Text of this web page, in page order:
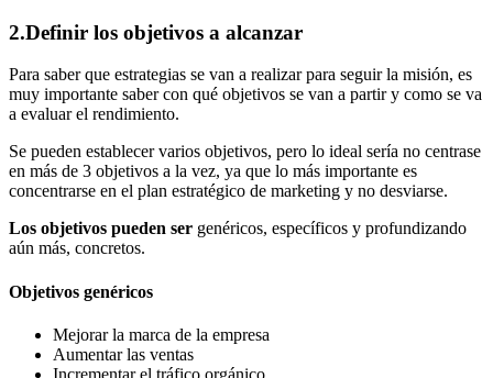
2.Definir los objetivos a alcanzar
Para saber que estrategias se van a realizar para seguir la misión, es
muy importante saber con qué objetivos se van a partir y como se va
a evaluar el rendimiento.
Se pueden establecer varios objetivos, pero lo ideal sería no centrase
en más de 3 objetivos a la vez, ya que lo más importante es
concentrarse en el plan estratégico de marketing y no desviarse.
Los objetivos pueden ser genéricos, específicos y profundizando
aún más, concretos.
Objetivos genéricos
Mejorar la marca de la empresa
Aumentar las ventas
Incrementar el tráfico orgánico